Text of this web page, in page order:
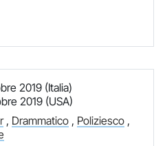
2019 (Italia)
2019 (USA)
, Drammatico, Poliziesco,